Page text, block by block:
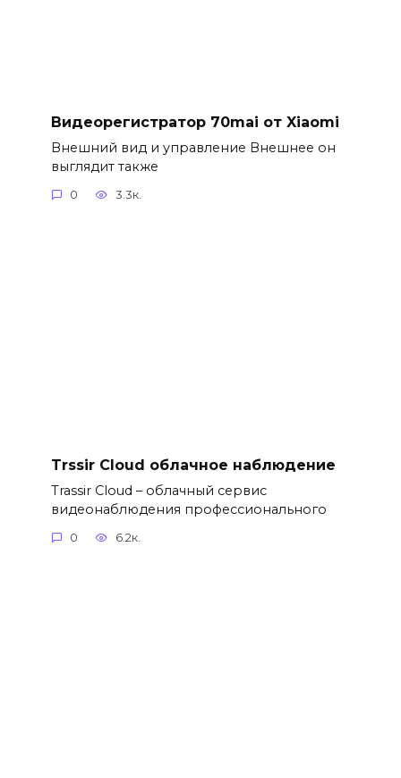
Видеорегистратор 70mai от Xiaomi
Внешний вид и управление Внешнее он
выглядит также
0 3.3к.
Trssir Cloud облачное наблюдение
Trassir Cloud – облачный сервис
видеонаблюдения профессионального
0 6.2к.